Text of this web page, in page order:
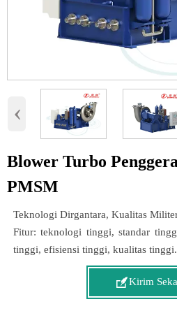
‹
Blower Turbo
PMSM
Teknologi Dirgantara, Kualitas
Fitur: teknologi tinggi, standar
tinggi, efisiensi tinggi, kualitas tinggi.
Kirim